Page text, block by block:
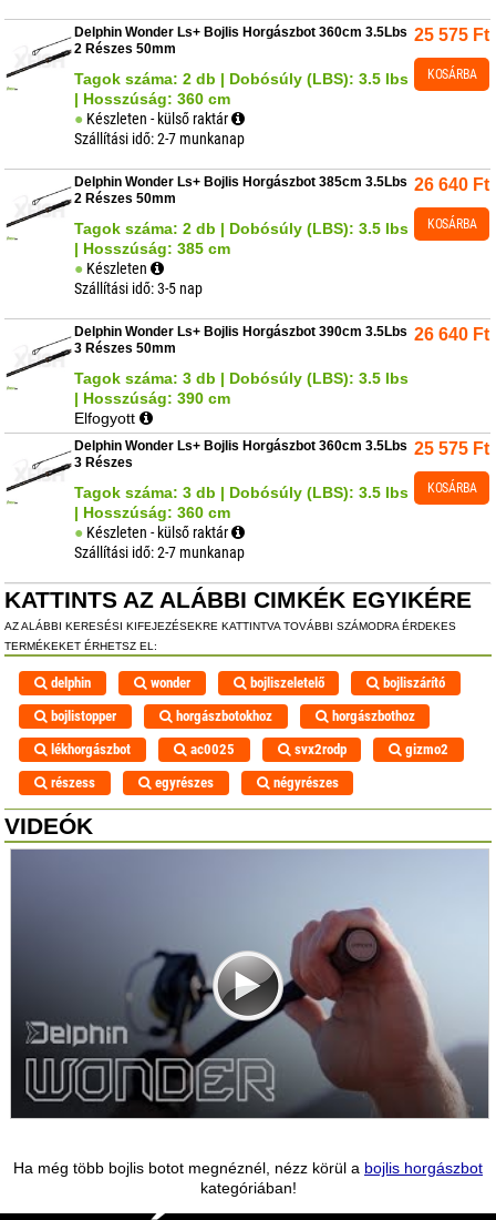
Delphin Wonder Ls+ Bojlis Horgászbot 360cm 3.5Lbs
2 Részes 50mm
Tagok száma: 2 db | Dobósúly (LBS): 3.5 lbs
| Hosszúság: 360 cm
Készleten - külső raktár
Szállítási idő: 2-7 munkanap
25 575 Ft
KOSÁRBA
Delphin Wonder Ls+ Bojlis Horgászbot 385cm 3.5Lbs
2 Részes 50mm
Tagok száma: 2 db | Dobósúly (LBS): 3.5 lbs
| Hosszúság: 385 cm
Készleten
Szállítási idő: 3-5 nap
26 640 Ft
KOSÁRBA
Delphin Wonder Ls+ Bojlis Horgászbot 390cm 3.5Lbs
3 Részes 50mm
Tagok száma: 3 db | Dobósúly (LBS): 3.5 lbs
| Hosszúság: 390 cm
Elfogyott
26 640 Ft
Delphin Wonder Ls+ Bojlis Horgászbot 360cm 3.5Lbs
3 Részes
Tagok száma: 3 db | Dobósúly (LBS): 3.5 lbs
| Hosszúság: 360 cm
Készleten - külső raktár
Szállítási idő: 2-7 munkanap
25 575 Ft
KOSÁRBA
KATTINTS AZ ALÁBBI CIMKÉK EGYIKÉRE
AZ ALÁBBI KERESÉSI KIFEJEZÉSEKRE KATTINTVA TOVÁBBI SZÁMODRA ÉRDEKES
TERMÉKEKET ÉRHETSZ EL:
delphin wonder bojliszeletelő
bojliszárító
bojlistopper
horgászbotokhoz
horgászbothoz
lékhorgászbot
ac0025 svx2rodp
gizmo2
részess
egyrészes négyrészes
VIDEÓK
Ha még több bojlis botot megnéznél, nézz körül a bojlis horgászbot
kategóriában!